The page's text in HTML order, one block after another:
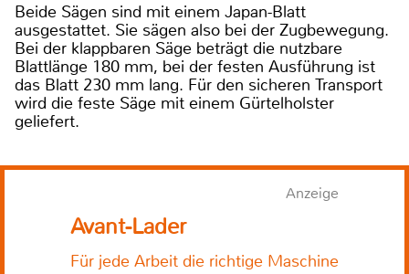
Beide Sägen sind mit einem Japan-Blatt
ausgestattet. Sie sägen also bei der Zugbewegung.
Bei der klappbaren Säge beträgt die nutzbare
Blattlänge 180 mm, bei der festen Ausführung ist
das Blatt 230 mm lang. Für den sicheren Transport
wird die feste Säge mit einem Gürtelholster
geliefert.
Anzeige
Avant-Lader
Für jede Arbeit die richtige Maschine